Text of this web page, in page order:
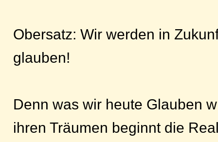
Obersatz: Wir werden in
glauben!
Denn was wir heute Glauben
ihren Träumen beginnt die